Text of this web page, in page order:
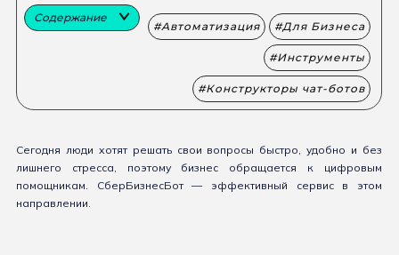
Содержание
Автоматизация Для Бизнеса
Инструменты
Конструкторы чат-ботов
Сегодня люди хотят решать свои вопросы быстро, удобно и без
лишнего стресса, поэтому бизнес обращается к цифровым
помощникам. СберБизнесБот — эффективный сервис в этом
направлении.